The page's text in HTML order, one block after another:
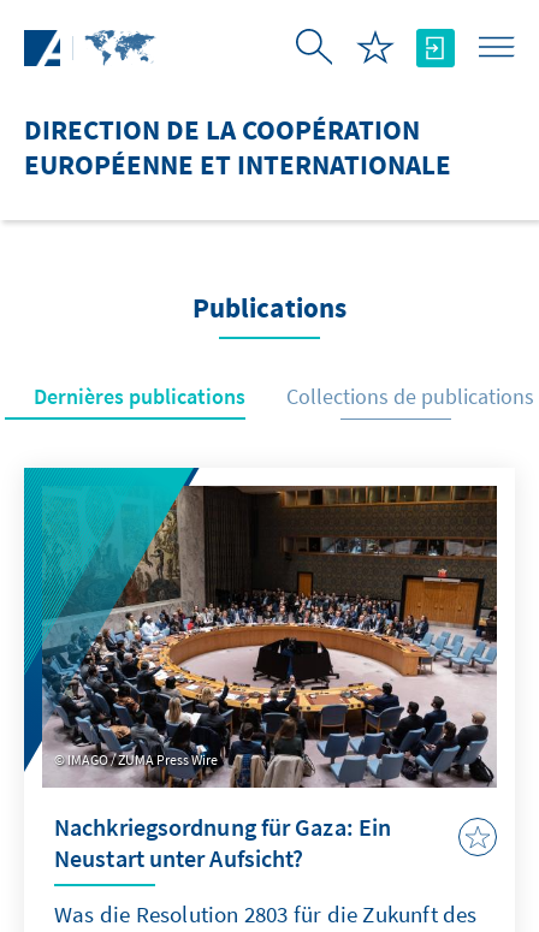
DIRECTION DE LA COOPÉRATION
EUROPÉENNE ET INTERNATIONALE
Publications
Dernières publications Collections de publications
IMAGO / ZUMA Press Wire
Nachkriegsordnung für Gaza: Ein
Neustart unter Aufsicht?
Was die Resolution 2803 für die Zukunft des